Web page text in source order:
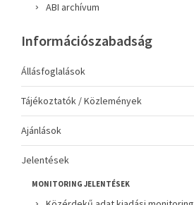
ABI archívum
Információszabadság
Állásfoglalások
Tájékoztatók / Közlemények
Ajánlások
Jelentések
MONITORING JELENTÉSEK